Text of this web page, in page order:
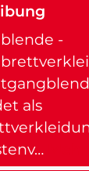
-
als